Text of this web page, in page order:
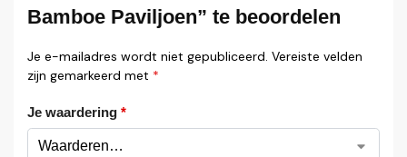
Bamboe Paviljoen” te beoordelen
Je e-mailadres wordt niet gepubliceerd. Vereiste velden
zijn gemarkeerd met *
Je waardering *